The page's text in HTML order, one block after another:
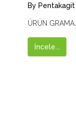
By Pentakagit
ÜRÜN
İncele...